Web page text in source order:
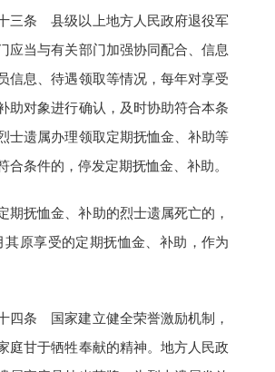
条 县级以上地方人民政府退役军
应当与有关部门加强协同配合、信息
信息、待遇领取等情况，每年对享受
助对象进行确认，及时协助符合本条
士遗属办理领取定期抚恤金、补助等
合条件的，停发定期抚恤金、补助。
抚恤金、补助的烈士遗属死亡的，
其原享受的定期抚恤金、补助，作为
条 国家建立健全荣誉激励机制，
庭甘于牺牲奉献的精神。地方人民政